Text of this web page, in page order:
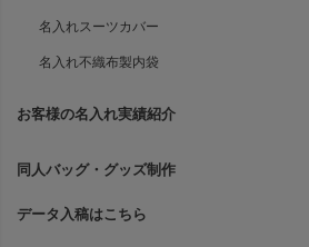
名入れスーツカバー
名入れ不織布製内袋
お客様の名入れ実績紹介
同人バッグ・グッズ制作
データ入稿はこちら